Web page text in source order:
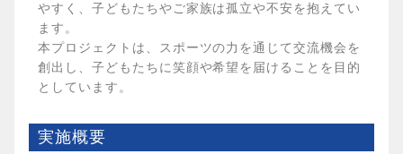
やすく、子どもたちやご家族は孤立や不安を抱えてい
ます。
本プロジェクトは、スポーツの力を通じて交流機会を
創出し、子どもたちに笑顔や希望を届けることを目的
としています。
実施概要